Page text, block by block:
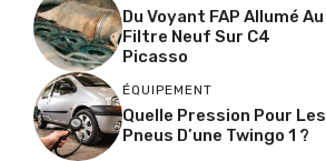
Du Voyant FAP Allumé Au
Filtre Neuf Sur C4
Picasso
ÉQUIPEMENT
Quelle Pression Pour Les
Pneus D’une Twingo 1 ?